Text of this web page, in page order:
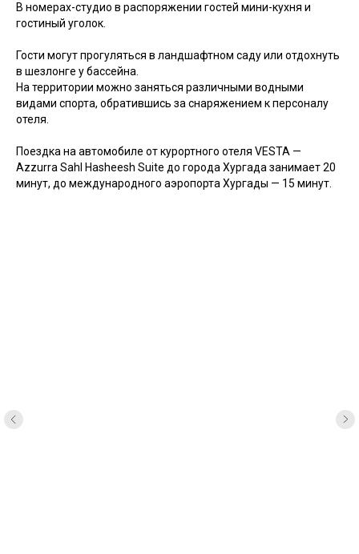
В номерах-студио в распоряжении гостей мини-кухня и
гостиный уголок.
Гости могут прогуляться в ландшафтном саду или отдохнуть
в шезлонге у бассейна.
На территории можно заняться различными водными
видами спорта, обратившись за снаряжением к персоналу
отеля.
Поездка на автомобиле от курортного отеля VESTA —
Azzurra Sahl Hasheesh Suite до города Хургада занимает 20
минут, до международного аэропорта Хургады — 15 минут.